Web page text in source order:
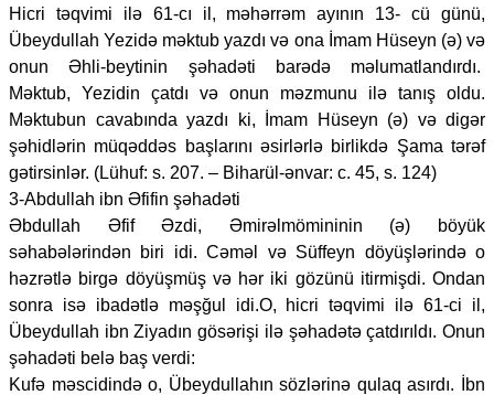
Hicri təqvimi ilə 61-cı il, məhərrəm ayının 13- cü günü,
Übeydullah Yezidə məktub yazdı və ona İmam Hüseyn (ə) və
onun Əhli-beytinin şəhadəti barədə məlumatlandırdı.
Məktub, Yezidin çatdı və onun məzmunu ilə tanış oldu.
Məktubun cavabında yazdı ki, İmam Hüseyn (ə) və digər
şəhidlərin müqəddəs başlarını əsirlərlə birlikdə Şama tərəf
gətirsinlər. (Lühuf: s. 207. – Biharül-ənvar: c. 45, s. 124)
3-Abdullah ibn Əfifin şəhadəti
Əbdullah Əfif Əzdi, Əmirəlmömininin (ə) böyük
səhabələrindən biri idi. Cəməl və Süffeyn döyüşlərində o
həzrətlə birgə döyüşmüş və hər iki gözünü itirmişdi. Ondan
sonra isə ibadətlə məşğul idi.O, hicri təqvimi ilə 61-ci il,
Übeydullah ibn Ziyadın gösərişi ilə şəhadətə çatdırıldı. Onun
şəhadəti belə baş verdi:
Kufə məscidində o, Übeydullahın sözlərinə qulaq asırdı. İbn